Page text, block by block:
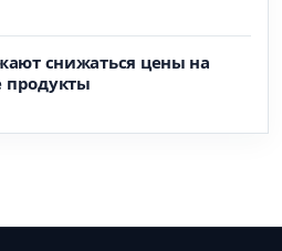
снижаться цены на
продукты